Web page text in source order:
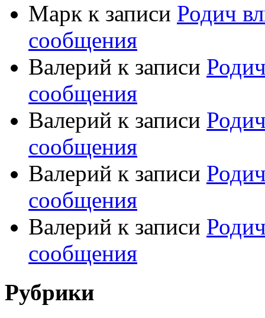
Марк к записи Родич
сообщения
Валерий к записи
сообщения
Валерий к записи
сообщения
Валерий к записи
сообщения
Валерий к записи
сообщения
Рубрики